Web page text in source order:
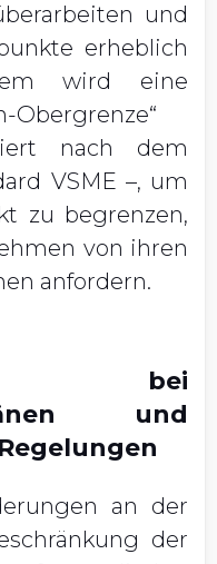
und
erheblich
wird eine
Obergrenze“
nach dem
VSME –, um
zu begrenzen,
von ihren
anfordern.
bei
und
an der
der